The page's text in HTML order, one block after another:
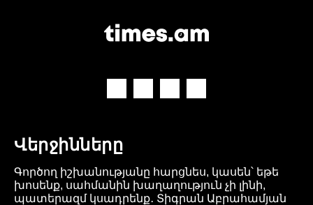
Վերջինները
Գործող իշխանությանը հարցնես, կասեն՝ եթե
խոսենք, սահմանին խաղաղություն չի լինի,
պատերազմ կսադրենք․ Տիգրան Աբրահամյան